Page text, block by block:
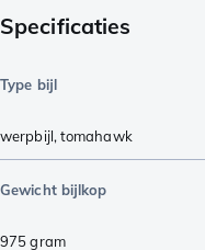
Specificaties
Type bijl
werpbijl, tomahawk
Gewicht bijlkop
975gram